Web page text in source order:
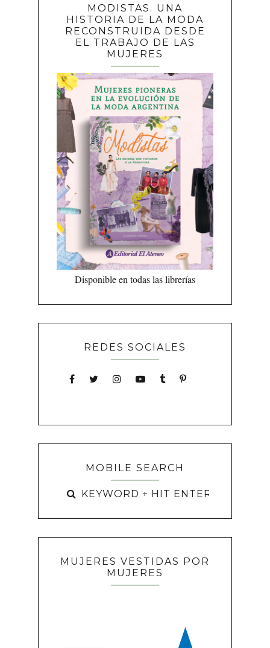
MODISTAS. UNA
HISTORIA DE LA MODA
RECONSTRUIDA DESDE
EL TRABAJO DE LAS
MUJERES
Disponible en todas las librerías
REDES SOCIALES
MOBILE SEARCH
MUJERES VESTIDAS POR
MUJERES